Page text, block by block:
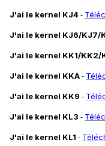
J'ai le kernel KJ4 -
J'ai le kernel KJ6/KJ7/
J'ai le kernel KK1/KK2/
J'ai le kernel KKA -
J'ai le kernel KK9 -
J'ai le kernel KL3 -
J'ai le kernel KL1 -